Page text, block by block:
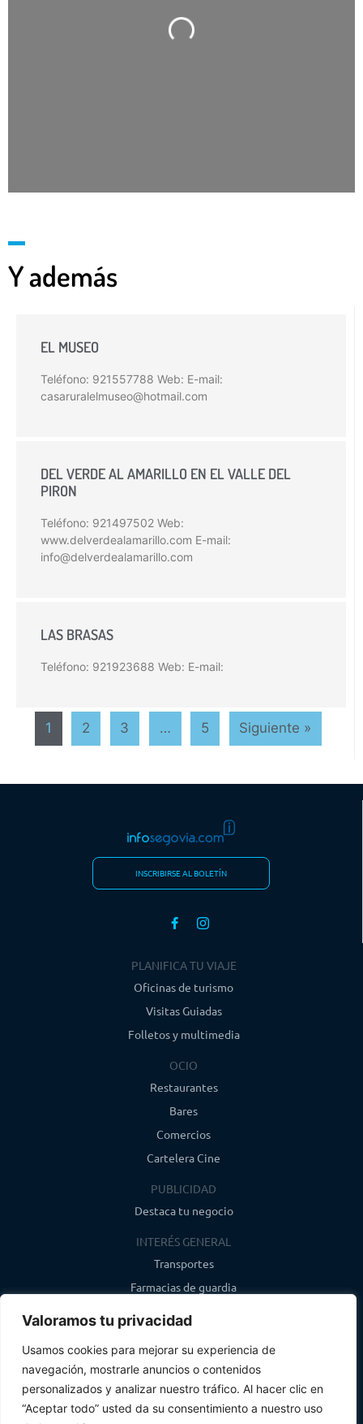
Valoramos tu privacidad
Usamos cookies para mejorar su experiencia de
navegación, mostrarle anuncios o contenidos
personalizados y analizar nuestro tráfico. Al hacer clic en
“Aceptar todo” usted da su consentimiento a nuestro uso
Cargando…
Y además
EL MUSEO
Teléfono: 921557788 Web: E-mail:
casaruralelmuseo@hotmail.com
DEL VERDE AL AMARILLO EN EL VALLE DEL
PIRON
Teléfono: 921497502 Web:
www.delverdealamarillo.com E-mail:
info@delverdealamarillo.com
LAS BRASAS
Teléfono: 921923688 Web: E-mail:
1 2 3 … 5 Siguiente »
INSCRIBIRSE AL BOLETÍN
PLANIFICA TU VIAJE
Oficinas de turismo
Visitas Guiadas
Folletos y multimedia
OCIO
Restaurantes
Bares
Comercios
Cartelera Cine
PUBLICIDAD
Destaca tu negocio
INTERÉS GENERAL
Transportes
Farmacias de guardia
CONTACTO
info@infosegovia.com